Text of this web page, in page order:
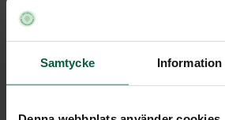
Samtycke Information
Val av ceremoni
Vi rekommenderar att du i